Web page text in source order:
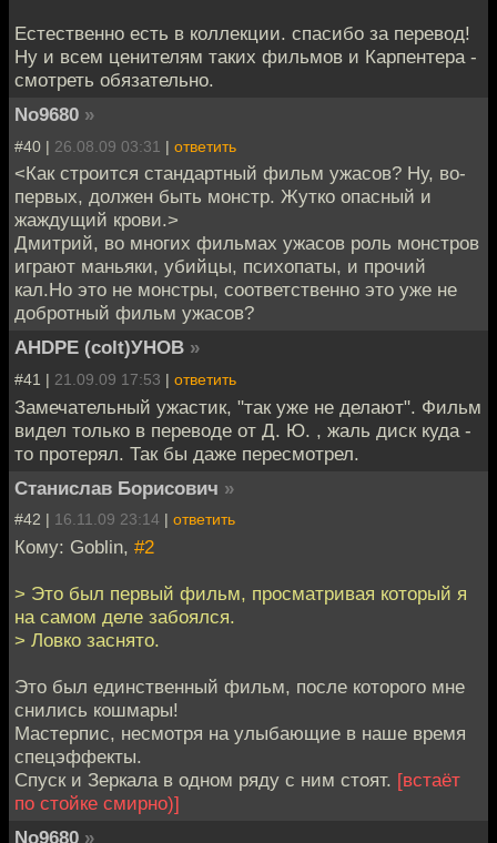
Естественно есть в коллекции. спасибо за перевод!
Ну и всем ценителям таких фильмов и Карпентера -
смотреть обязательно.
No9680 »
#40 | 26.08.09 03:31 | ответить
<Как строится стандартный фильм ужасов? Ну, во-
первых, должен быть монстр. Жутко опасный и
жаждущий крови.>
Дмитрий, во многих фильмах ужасов роль монстров
играют маньяки, убийцы, психопаты, и прочий
кал.Но это не монстры, соответственно это уже не
добротный фильм ужасов?
AHDPE (colt)УНОВ »
#41 | 21.09.09 17:53 | ответить
Замечательный ужастик, "так уже не делают". Фильм
видел только в переводе от Д. Ю. , жаль диск куда -
то протерял. Так бы даже пересмотрел.
Станислав Борисович »
#42 | 16.11.09 23:14 | ответить
Кому: Goblin, #2
> Это был первый фильм, просматривая который я
на самом деле забоялся.
> Ловко заснято.
Это был единственный фильм, после которого мне
снились кошмары!
Мастерпис, несмотря на улыбающие в наше время
спецэффекты.
Спуск и Зеркала в одном ряду с ним стоят. [встаёт
по стойке смирно)]
No9680 »